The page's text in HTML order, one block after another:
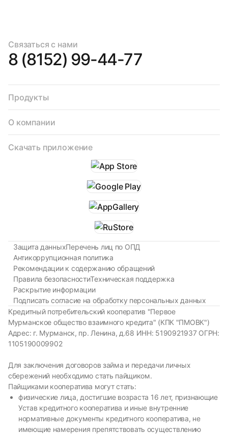
Связаться с нами
8 (8152) 99-44-77
Продукты
О компании
Скачать приложение
Защита данныхПеречень лиц по ОПД
Антикоррупционная политика
Рекомендации к содержанию обращений
Правила безопасностиТехническая поддержка
Раскрытие информации
Подписать согласие на обработку персональных данных
Кредитный потребительский кооператив "Первое
Мурманское общество взаимного кредита" (КПК "ПМОВК")
Адрес: г. Мурманск, пр. Ленина, д.68 ИНН: 5190921937 ОГРН:
1105190009902
Для заключения договоров займа и передачи личных
сбережений необходимо стать пайщиком.
Пайщиками кооператива могут стать:
физические лица, достигшие возраста 16 лет, признающие
Устав кредитного кооператива и иные внутренние
нормативные документы кредитного кооператива, не
имеющие намерения препятствовать осуществлению